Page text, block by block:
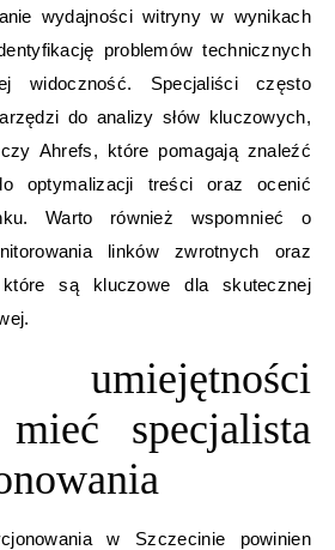
wydajności witryny w wynikach
problemów technicznych
widoczność. Specjaliści często
do analizy słów kluczowych,
Ahrefs, które pomagają znaleźć
optymalizacji treści oraz ocenić
Warto również wspomnieć o
linków zwrotnych oraz
są kluczowe dla skutecznej
specjalista
w Szczecinie powinien